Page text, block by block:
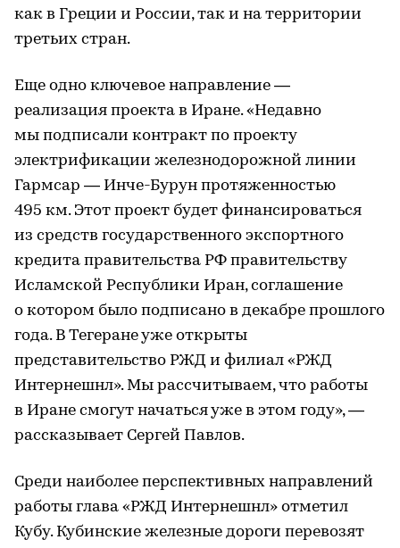
как в Греции и России, так и на территории
третьих стран.
Еще одно ключевое направление —
реализация проекта в Иране. «Недавно
мы подписали контракт по проекту
электрификации железнодорожной линии
Гармсар — Инче-Бурун протяженностью
495 км. Этот проект будет финансироваться
из средств государственного экспортного
кредита правительства РФ правительству
Исламской Республики Иран, соглашение
о котором было подписано в декабре прошлого
года. В Тегеране уже открыты
представительство РЖД и филиал «РЖД
Интернешнл». Мы рассчитываем, что работы
в Иране смогут начаться уже в этом году», —
рассказывает Сергей Павлов.
Среди наиболее перспективных направлений
работы глава «РЖД Интернешнл» отметил
Кубу. Кубинские железные дороги перевозят